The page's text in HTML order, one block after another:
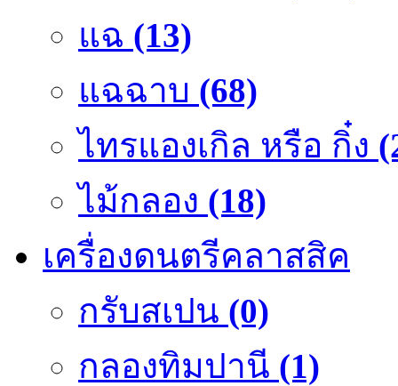
แฉ (13)
แฉฉาบ (68)
ไทรแองเกิล หรือ กิ๋ง
ไม้กลอง (18)
เครื่องดนตรีคลาสสิค
กรับสเปน (0)
กลองทิมปานี (1)